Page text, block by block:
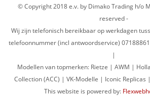
© Copyright 2018 e.v. by Dimako Trading h/o
reserved -
Wij zijn telefonisch bereikbaar op werkdagen
telefoonnummer (incl antwoordservice)
|
Modellen van topmerken: Rietze | AWM |
Collection (ACC) | VK-Modelle | Iconic Replicas
This website is powered by: